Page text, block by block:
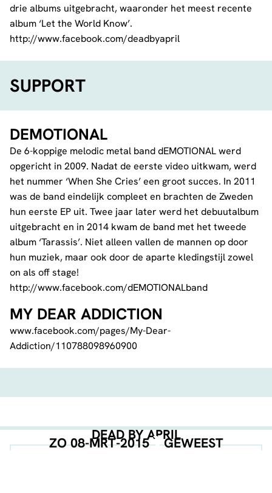
DEAD BY APRIL
ZO 08-MRT-2015 GEWEEST
drie albums uitgebracht, waaronder het meest recente
album ‘Let the World Know’.
http://www.facebook.com/deadbyapril
SUPPORT
DEMOTIONAL
De 6-koppige melodic metal band dEMOTIONAL werd
opgericht in 2009. Nadat de eerste video uitkwam, werd
het nummer ‘When She Cries’ een groot succes. In 2011
was de band eindelijk compleet en brachten de Zweden
hun eerste EP uit. Twee jaar later werd het debuutalbum
uitgebracht en in 2014 kwam de band met het tweede
album ‘Tarassis’. Niet alleen vallen de mannen op door
hun muziek, maar ook door de aparte kledingstijl zowel
on als off stage!
http://www.facebook.com/dEMOTIONALband
MY DEAR ADDICTION
www.facebook.com/pages/My-Dear-
Addiction/110788098960900